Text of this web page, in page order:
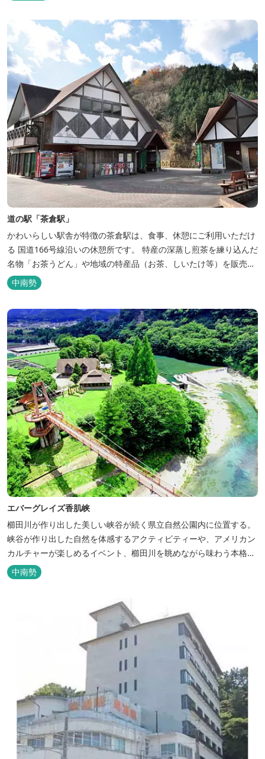
道の駅「茶倉駅」
かわいらしい駅舎が特徴の茶倉駅は、食事、休憩にご利用いただけ
る 国道166号線沿いの休憩所です。 特産の深蒸し煎茶を練り込んだ
名物「お茶うどん」や地域の特産品（お茶、しいたけ等）を販売。
吊り橋をわたれば宿泊施設のエバーグレイズ香肌峡まですぐ。 【イ
チオシ名物】 ・味噌カツ丼…地元産の甘味噌を使ったボリュームた
っぷりの丼ぶり。 松阪の観光情報は、松阪観光インフォメ...
中南勢
エバーグレイズ香肌峡
櫛田川が作り出した美しい峡谷が続く県立自然公園内に位置する。
峡谷が作り出した自然を体感するアクティビティーや、アメリカン
カルチャーが楽しめるイベント、櫛田川を眺めながら味わう本格的
なアメリカンＢＢＱを体験することができる。 松阪の観光情報は、
松阪観光インフォメーションサイト ワクワ...
中南勢